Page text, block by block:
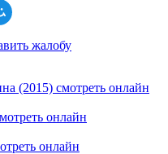
жалобу